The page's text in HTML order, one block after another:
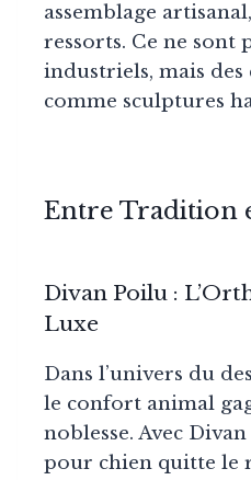
assemblage
ressorts. Ce ne sont
industriels, mais des
comme sculptures
Entre Tradition
Divan Poilu :
Luxe
Dans l’univers du
le confort animal
noblesse. Avec
pour chien quitte le